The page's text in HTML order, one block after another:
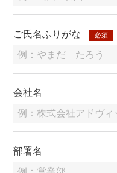
ご氏名ふりがな 必須
会社名
部署名